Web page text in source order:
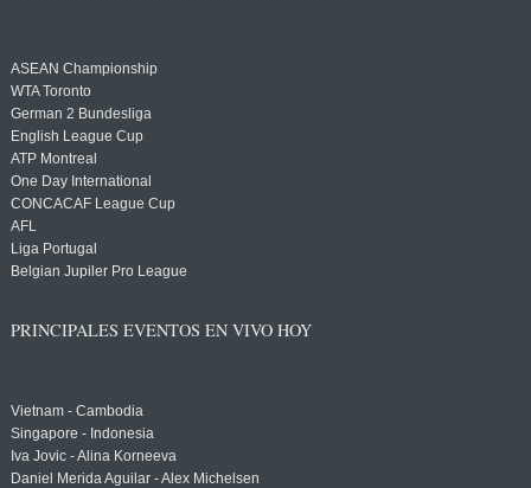
ASEAN Championship
WTA Toronto
German 2 Bundesliga
English League Cup
ATP Montreal
One Day International
CONCACAF League Cup
AFL
Liga Portugal
Belgian Jupiler Pro League
PRINCIPALES EVENTOS EN VIVO HOY
Vietnam - Cambodia
Singapore - Indonesia
Iva Jovic - Alina Korneeva
Daniel Merida Aguilar - Alex Michelsen